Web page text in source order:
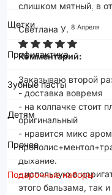
Щетки
Профилактика
Зубные пасты
Детям
Прочее
Подарочные наборы
слишком мятный, в
Светлана У. 8 Апреля
Комментарий:
Заказываю второй
- доставка вовремя
- на колпачке стоит
оригинальный
- нравится микс
дыхание.
- использую в
этого бальзама, так